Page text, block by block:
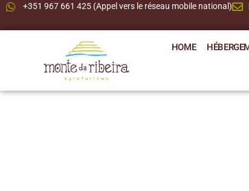
+351 967 661 425 (Appel vers le réseau mobile national)
HOME